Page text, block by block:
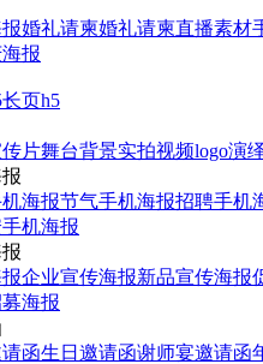
教育简约插
画招生宣传
婚礼请柬婚礼请柬直播素材
报
长页h5
片舞台背景实拍视频logo演
海报节气手机海报招聘手机
机海报
企业宣传海报新品宣传海报
海报
函生日邀请函谢师宴邀请函